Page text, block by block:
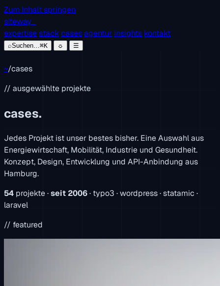
Zum Inhalt springen
siteway
expertisestackcasesagentur insights kontakt
⌕Suchen…⌘K ☼ ☰
~/cases
// ausgewählte projekte
cases.
Jedes Projekt ist unser bestes bisher. Eine Auswahl aus
Energiewirtschaft, Mobilität, Industrie und Gesundheit.
Konzept, Design, Entwicklung und API-Anbindung aus
Hamburg.
54 projekte ·seit 2006· typo3 · wordpress · statamic ·
laravel
// featured